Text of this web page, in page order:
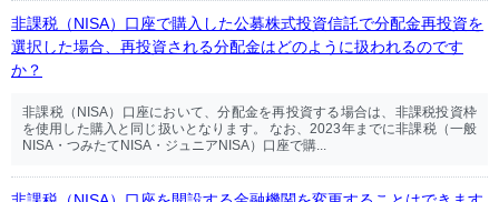
非課税（NISA）口座で購入した公募株式投資信託で分配金再投資を
選択した場合、再投資される分配金はどのように扱われるのです
か？
非課税（NISA）口座において、分配金を再投資する場合は、非課税投資枠
を使用した購入と同じ扱いとなります。 なお、2023年までに非課税（一般
NISA・つみたてNISA・ジュニアNISA）口座で購...